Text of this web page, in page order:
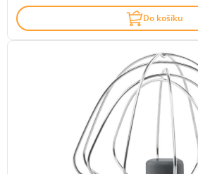
Do košíku